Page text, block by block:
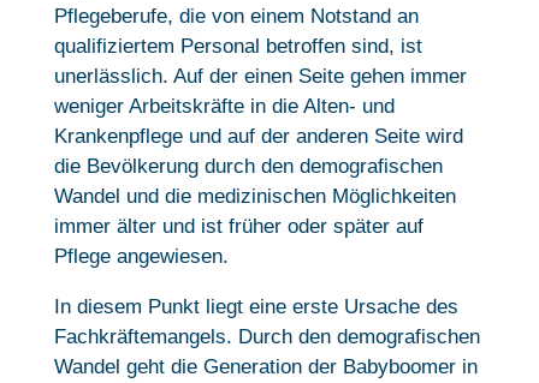
Pflegeberufe, die von einem Notstand an
qualifiziertem Personal betroffen sind, ist
unerlässlich. Auf der einen Seite gehen immer
weniger Arbeitskräfte in die Alten- und
Krankenpflege und auf der anderen Seite wird
die Bevölkerung durch den demografischen
Wandel und die medizinischen Möglichkeiten
immer älter und ist früher oder später auf
Pflege angewiesen.
In diesem Punkt liegt eine erste Ursache des
Fachkräftemangels. Durch den demografischen
Wandel geht die Generation der Babyboomer in